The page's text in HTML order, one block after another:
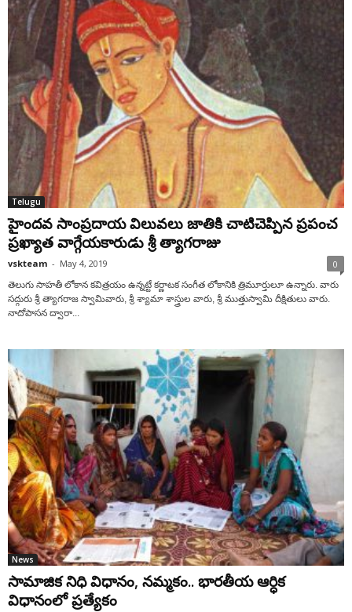
Telugu
హైందవ సాంప్రదాయ విలువలు జాతికి చాటిచెప్పిన ప్రపంచ
ప్రఖ్యాత వాగ్గేయకారుడు శ్రీ త్యాగరాజు
vskteam - May 4, 2019 0
తెలుగు సాహతీ లోకాన కవిత్రయం ఉన్నట్టే కర్ణాటక సంగీత లోకానికి త్రిమూర్తులూ ఉన్నారు. వారు
సద్గురు శ్రీ త్యాగరాజ స్వామివారు, శ్రీ శ్యామా శాస్త్రుల వారు, శ్రీ ముత్తుస్వామి దీక్షితులు వారు.
నాదోపాసన ద్వారా...
News
సామాజిక నిధి విధానం, నమ్మకం.. భారతీయ ఆర్ధిక
విధానంలో ప్రత్యేకం